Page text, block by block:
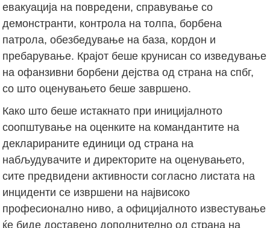
евакуација на повредени, справување со
демонстранти, контрола на толпа, борбена
патрола, обезбедување на база, кордон и
пребарување. Крајот беше крунисан со изведување
на офанзивни борбени дејства од страна на спбг,
со што оценувањето беше завршено.
Како што беше истакнато при иницијалното
соопштување на оценките на командантите на
декларираните единици од страна на
набљудувачите и директорите на оценувањето,
сите предвидени активности согласно листата на
инциденти се извршени на највисоко
професионално ниво, а официјалното известување
ќе биде доставено дополнително од страна на